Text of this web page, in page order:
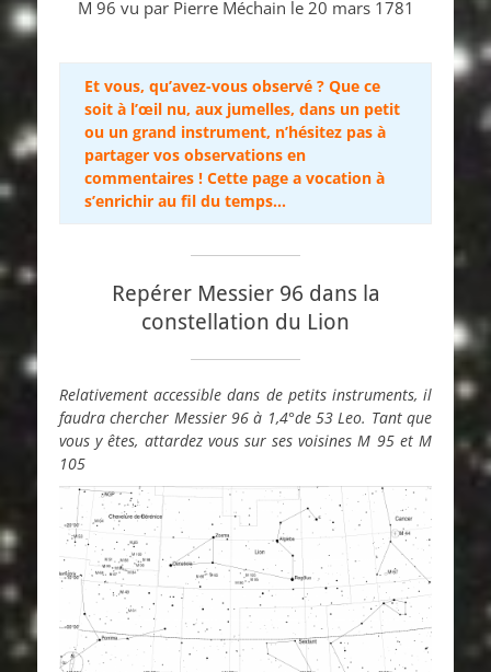
M 96 vu par Pierre Méchain le 20 mars 1781
Et vous, qu’avez-vous observé ? Que ce
soit à l’œil nu, aux jumelles, dans un petit
ou un grand instrument, n’hésitez pas à
partager vos observations en
commentaires ! Cette page a vocation à
s’enrichir au fil du temps…
Repérer Messier 96 dans la
constellation du Lion
Relativement accessible dans de petits instruments, il
faudra chercher Messier 96 à 1,4°de 53 Leo. Tant que
vous y êtes, attardez vous sur ses voisines M 95 et M
105